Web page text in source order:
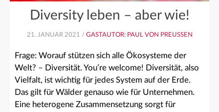
Diversity leben – aber wie!
21. JANUAR 2021 / GASTAUTOR: PAUL VON PREUSSEN
Frage: Worauf stützen sich alle Ökosysteme der
Welt? – Diversität. You’re welcome! Diversität, also
Vielfalt, ist wichtig für jedes System auf der Erde.
Das gilt für Wälder genauso wie für Unternehmen.
Eine heterogene Zusammensetzung sorgt für